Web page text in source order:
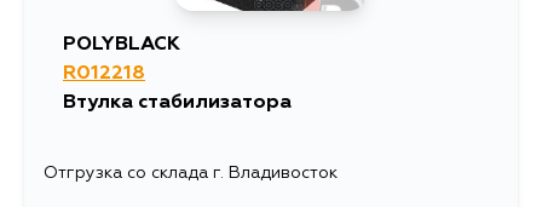
POLYBLACK
R012218
Втулка стабилизатора
Отгрузка со склада г. Владивосток